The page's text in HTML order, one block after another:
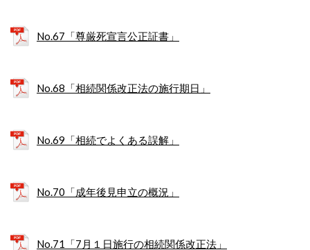
No.67「尊厳死宣言公正証書」
No.68「相続関係改正法の施行期日」
No.69「相続でよくある誤解」
No.70「成年後見申立の概況」
No.71「7月１日施行の相続関係改正法」